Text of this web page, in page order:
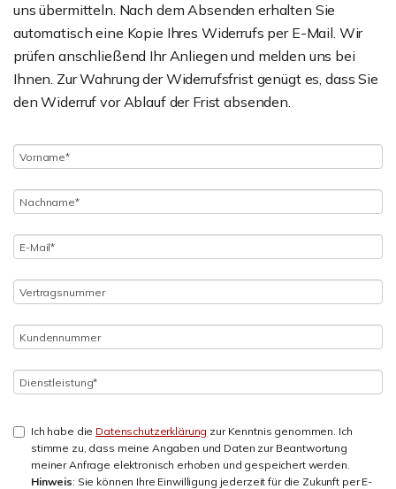
uns übermitteln. Nach dem Absenden erhalten Sie
automatisch eine Kopie Ihres Widerrufs per E-Mail. Wir
prüfen anschließend Ihr Anliegen und melden uns bei
Ihnen. Zur Wahrung der Widerrufsfrist genügt es, dass Sie
den Widerruf vor Ablauf der Frist absenden.
Ich habe die Datenschutzerklärung zur Kenntnis genommen. Ich
stimme zu, dass meine Angaben und Daten zur Beantwortung
meiner Anfrage elektronisch erhoben und gespeichert werden.
Hinweis: Sie können Ihre Einwilligung jederzeit für die Zukunft per E-